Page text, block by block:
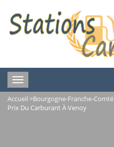
Toggle
navigation
Accueil >Bourgogne-Franche-Comté
Prix Du Carburant À Venoy